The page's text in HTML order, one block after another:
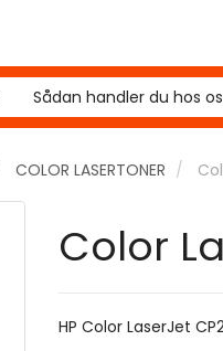
Sådan handler du hos os
COLOR LASERTONER
Color
HP Color LaserJet